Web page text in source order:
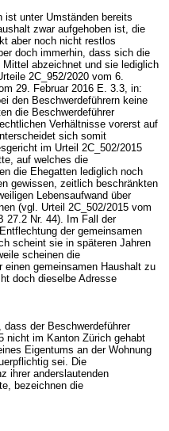
ist unter Umständen bereits
zwar aufgehoben ist, die
aber noch nicht restlos
doch immerhin, dass sich die
abzeichnet und sie lediglich
2C_952/2020 vom 6.
29. Februar 2016 E. 3.3, in:
den Beschwerdeführern keine
die Beschwerdeführer
Verhältnisse vorerst auf
sich somit
im Urteil 2C_502/2015
auf welches die
die Ehegatten lediglich noch
gewissen, zeitlich beschränkten
Lebensaufwand über
(vgl. Urteil 2C_502/2015 vom
27.2 Nr. 44). Im Fall der
der gemeinsamen
scheint sie in späteren Jahren
scheinen die
einen gemeinsamen Haushalt zu
doch dieselbe Adresse
dass der Beschwerdeführer
nicht im Kanton Zürich gehabt
Eigentums an der Wohnung
sei. Die
ihrer anderslautenden
bezeichnen die